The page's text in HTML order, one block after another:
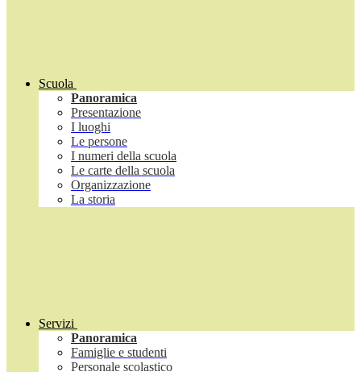
Scuola
Panoramica
Presentazione
I luoghi
Le persone
I numeri della scuola
Le carte della scuola
Organizzazione
La storia
Servizi
Panoramica
Famiglie e studenti
Personale scolastico